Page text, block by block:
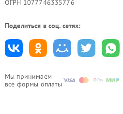
Мы принимаем
все формы оплаты
ОГРН 1077746335776
Поделиться в соц. сетях: